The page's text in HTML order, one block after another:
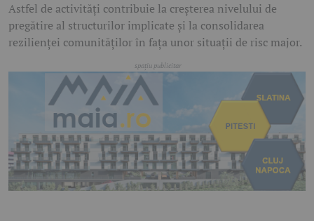
Astfel de activități contribuie la creșterea nivelului de
pregătire al structurilor implicate și la consolidarea
rezilienței comunităților în fața unor situații de risc major.